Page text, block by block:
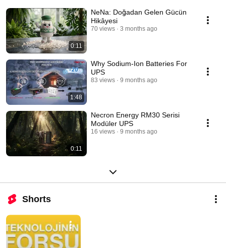
0:11
NeNa: Doğadan Gelen Gücün
Hikâyesi
70 views 3 months ago
1:48
Why Sodium-Ion Batteries For
UPS
83 views 9 months ago
0:11
Necron Energy RM30 Serisi
Modüler UPS
16 views 9 months ago
Shorts